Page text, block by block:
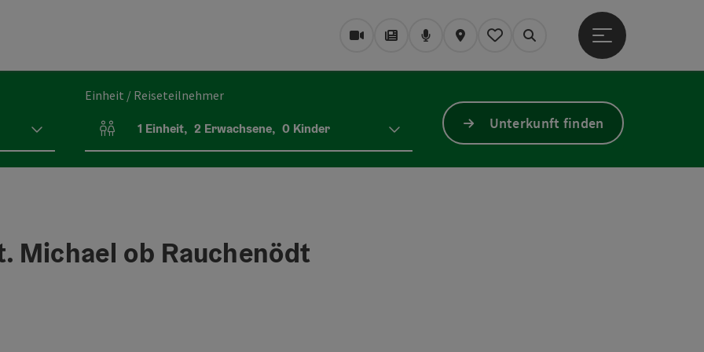
WebcamsMagazin/Blog
PodcastKarteMein Merkzettel
Suchen
Hauptmenü öffnen
Einheit / Reiseteilnehmer
Einheitenanzahl und Personenfelder
1 Einheit, 2 Erwachsene, 0 Kinder Unterkunft finden
Michael ob Rauchenödt